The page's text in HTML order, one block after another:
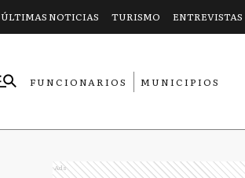
ÚLTIMAS NOTICIAS TURISMO ENTREVISTAS
FUNCIONARIOS
MUNICIPIOS
Ads